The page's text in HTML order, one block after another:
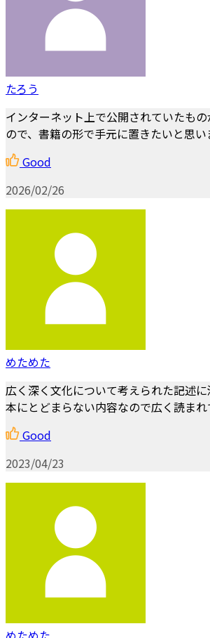
たろう
インターネット上で公開されていたも
ので、書籍の形で手元に置きたいと思い
Good
2026/02/26
めためた
広く深く文化について考えられた記述
本にとどまらない内容なので広く読まれ
Good
2023/04/23